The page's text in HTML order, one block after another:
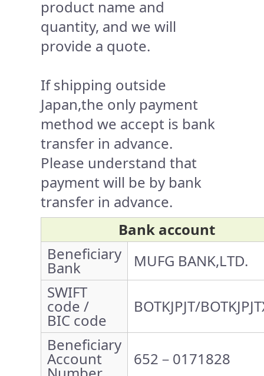
product name and
quantity, and we will
provide a quote.
If shipping outside
Japan,the only payment
method we accept is bank
transfer in advance.
Please understand that
payment will be by bank
transfer in advance.
Bank account
Beneficiary
Bank
MUFG BANK,LTD.
SWIFT
code /
BIC code
BOTKJPJT/
Beneficiary
Account
652－0171828